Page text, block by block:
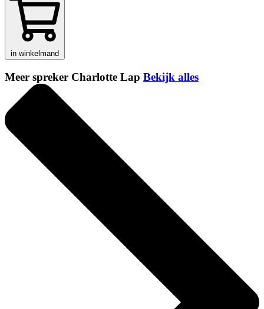
in winkelmand
Meer spreker Charlotte Lap Bekijk alles